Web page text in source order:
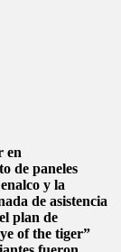
en
de paneles
y la
de asistencia
plan de
of the tiger”